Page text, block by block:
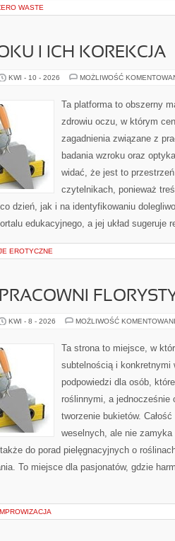
WASTE
I ICH KOREKCJA
KWI - 10 - 2026 MOŻLIWOŚĆ
Ta platforma to obszerny
zdrowiu oczu, w którym
zagadnienia związane z
badania wzroku oraz
widać, że jest to
czytelnikach, ponieważ
dzień, jak i na identyfikowaniu
edukacyjnego, a jej układ sugeruje
EROTYCZNE
KWI - 8 - 2026 MOŻLIWOŚĆ
Ta strona to miejsce, w
subtelnością i konkretnymi
podpowiedzi dla osób,
roślinnymi, a jednocześnie
tworzenie bukietów.
weselnych, ale nie zamyka
do porad pielęgnacyjnych o
To miejsce dla pasjonatów, gdzie